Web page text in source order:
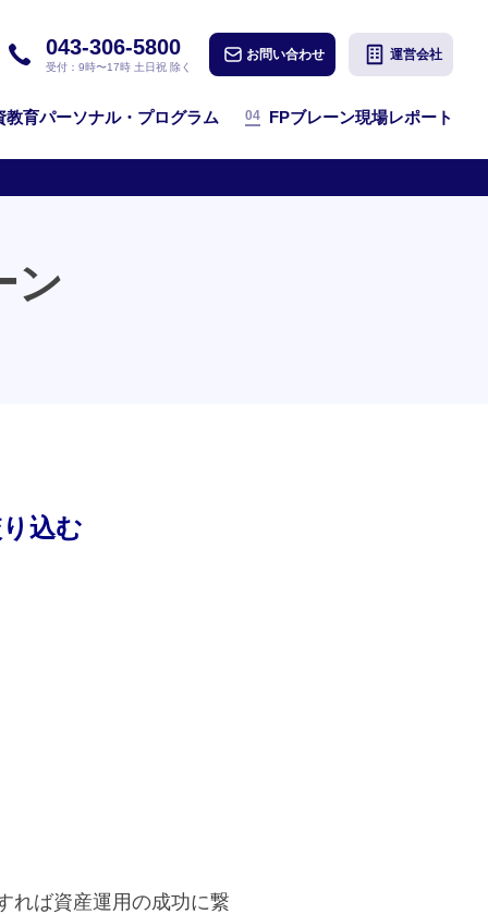
教育パーソナル・プログラム 04 FPブレーン現場レポート
043-306-5800
受付：9時〜17時 土日祝 除く
お問い合わせ 運営会社
ン
込む
れば資産運用の成功に繋